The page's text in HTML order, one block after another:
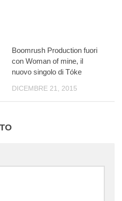
Boomrush Production fuori
con Woman of mine, il
nuovo singolo di Tóke
DICEMBRE 21, 2015